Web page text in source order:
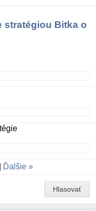
stratégiou Bitka o
Ďalšie
Hlasovať